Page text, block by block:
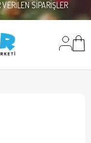
SİPARİŞLER